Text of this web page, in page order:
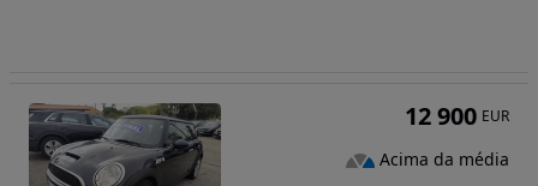
12 900 EUR
Acima da média